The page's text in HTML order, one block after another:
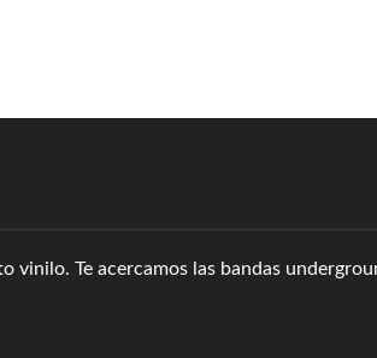
Te acercamos las bandas